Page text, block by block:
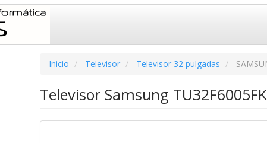
Inicio Televisor Televisor 32 pulgadas
Televisor Samsung